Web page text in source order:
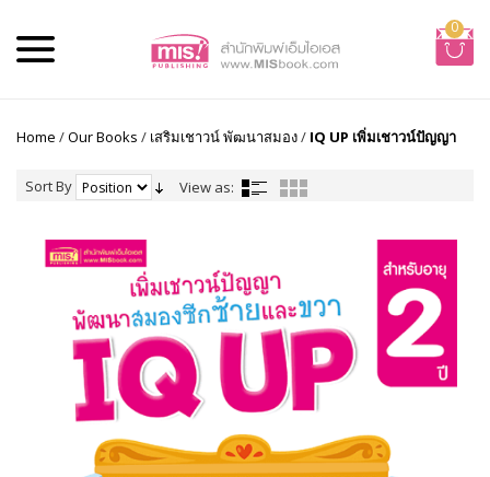
0
Home /Our Books / เสริมเชาวน์ พัฒนาสมอง/ IQ UP เพิ่มเชาวน์ปัญญา
Sort By View as: